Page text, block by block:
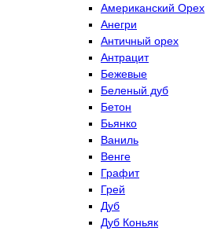
Американский Орех
Анегри
Античный орех
Антрацит
Бежевые
Беленый дуб
Бетон
Бьянко
Ваниль
Венге
Графит
Грей
Дуб
Дуб Коньяк